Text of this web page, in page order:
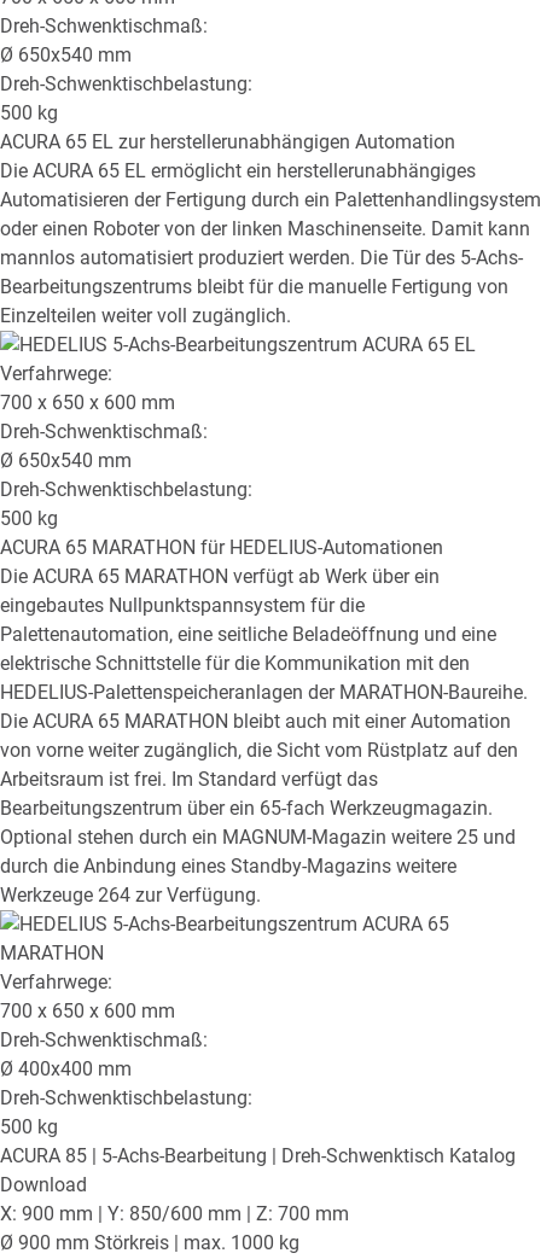
Dreh-Schwenktischmaß:
Ø 650x540 mm
Dreh-Schwenktischbelastung:
500 kg
ACURA 65 EL zur herstellerunabhängigen Automation
Die ACURA 65 EL ermöglicht ein herstellerunabhängiges
Automatisieren der Fertigung durch ein Palettenhandlingsystem
oder einen Roboter von der linken Maschinenseite. Damit kann
mannlos automatisiert produziert werden. Die Tür des 5-Achs-
Bearbeitungszentrums bleibt für die manuelle Fertigung von
Einzelteilen weiter voll zugänglich.
Verfahrwege:
700 x 650 x 600 mm
Dreh-Schwenktischmaß:
Ø 650x540 mm
Dreh-Schwenktischbelastung:
500 kg
ACURA 65 MARATHON für HEDELIUS-Automationen
Die ACURA 65 MARATHON verfügt ab Werk über ein
eingebautes Nullpunktspannsystem für die
Palettenautomation, eine seitliche Beladeöffnung und eine
elektrische Schnittstelle für die Kommunikation mit den
HEDELIUS-Palettenspeicheranlagen der MARATHON-Baureihe.
Die ACURA 65 MARATHON bleibt auch mit einer Automation
von vorne weiter zugänglich, die Sicht vom Rüstplatz auf den
Arbeitsraum ist frei. Im Standard verfügt das
Bearbeitungszentrum über ein 65-fach Werkzeugmagazin.
Optional stehen durch ein MAGNUM-Magazin weitere 25 und
durch die Anbindung eines Standby-Magazins weitere
Werkzeuge 264 zur Verfügung.
Verfahrwege:
700 x 650 x 600 mm
Dreh-Schwenktischmaß:
Ø 400x400 mm
Dreh-Schwenktischbelastung:
500 kg
ACURA 85
| 5-Achs-Bearbeitung | Dreh-Schwenktisch Katalog
Download
X: 900 mm | Y: 850/600 mm | Z: 700 mm
Ø 900 mm Störkreis | max. 1000 kg